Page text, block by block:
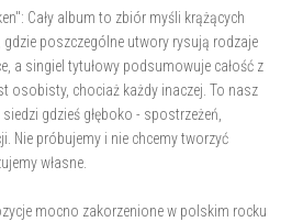
Cały album to zbiór myśli krążących
gdzie poszczególne utwory rysują rodzaje
a singiel tytułowy podsumowuje całość z
osobisty, chociaż każdy inaczej. To nasz
gdzieś głęboko - spostrzeżeń,
Nie próbujemy i nie chcemy tworzyć
własne.
mocno zakorzenione w polskim rocku